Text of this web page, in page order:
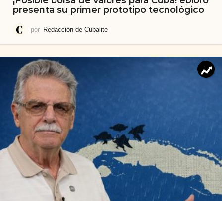
presenta su primer prototipo tecnológico
por Redacción de Cubalite